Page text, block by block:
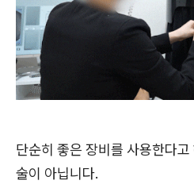
단순히 좋은 장비를 사용한다
술이 아닙니다.